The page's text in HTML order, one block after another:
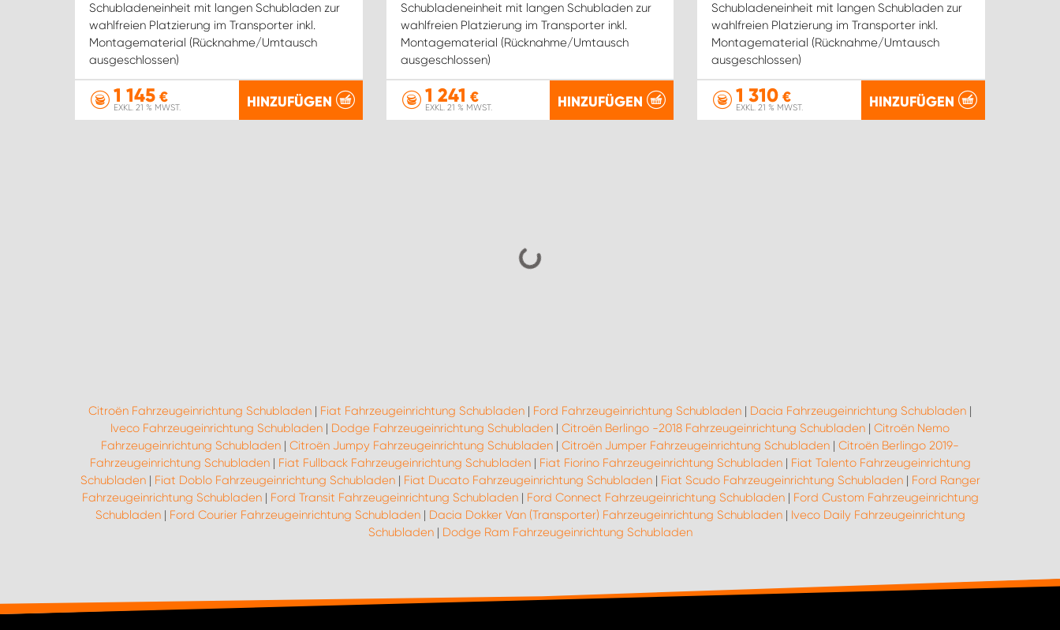
Schubladeneinheit mit langen Schubladen zur
wahlfreien Platzierung im Transporter inkl.
Montagematerial (Rücknahme/Umtausch
ausgeschlossen)
1 145 €
EXKL. 21 % MWST. HINZUFÜGEN
Schubladeneinheit mit langen Schubladen zur
wahlfreien Platzierung im Transporter inkl.
Montagematerial (Rücknahme/Umtausch
ausgeschlossen)
1 241 €
EXKL. 21 % MWST. HINZUFÜGEN
Schubladeneinheit mit langen Schubladen zur
wahlfreien Platzierung im Transporter inkl.
Montagematerial (Rücknahme/Umtausch
ausgeschlossen)
1 310 €
EXKL. 21 % MWST. HINZUFÜGEN
Citroën Fahrzeugeinrichtung Schubladen | Fiat Fahrzeugeinrichtung Schubladen | Ford Fahrzeugeinrichtung Schubladen | Dacia Fahrzeugeinrichtung Schubladen |
Iveco Fahrzeugeinrichtung Schubladen | Dodge Fahrzeugeinrichtung Schubladen | Citroën Berlingo -2018 Fahrzeugeinrichtung Schubladen | Citroën Nemo
Fahrzeugeinrichtung Schubladen | Citroën Jumpy Fahrzeugeinrichtung Schubladen | Citroën Jumper Fahrzeugeinrichtung Schubladen | Citroën Berlingo 2019-
Fahrzeugeinrichtung Schubladen| Fiat Fullback Fahrzeugeinrichtung Schubladen| Fiat Fiorino Fahrzeugeinrichtung Schubladen| Fiat Talento Fahrzeugeinrichtung
Schubladen| Fiat Doblo Fahrzeugeinrichtung Schubladen| Fiat Ducato Fahrzeugeinrichtung Schubladen| Fiat Scudo Fahrzeugeinrichtung Schubladen| Ford Ranger
Fahrzeugeinrichtung Schubladen| Ford Transit Fahrzeugeinrichtung Schubladen| Ford Connect Fahrzeugeinrichtung Schubladen| Ford Custom Fahrzeugeinrichtung
Schubladen| Ford Courier Fahrzeugeinrichtung Schubladen| Dacia Dokker Van (Transporter) Fahrzeugeinrichtung Schubladen| Iveco Daily Fahrzeugeinrichtung
Schubladen| Dodge Ram Fahrzeugeinrichtung Schubladen